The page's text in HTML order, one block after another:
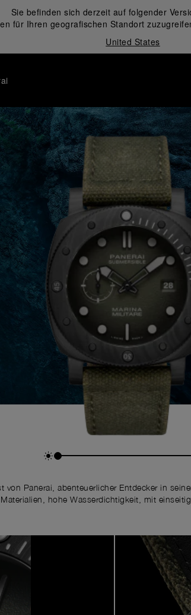
Sie befinden sich derzeit auf folgender
für Ihren geografischen Standort
United States
von Panerai, abenteuerlicher Entdecker in
Materialien, hohe Wasserdichtigkeit, mit